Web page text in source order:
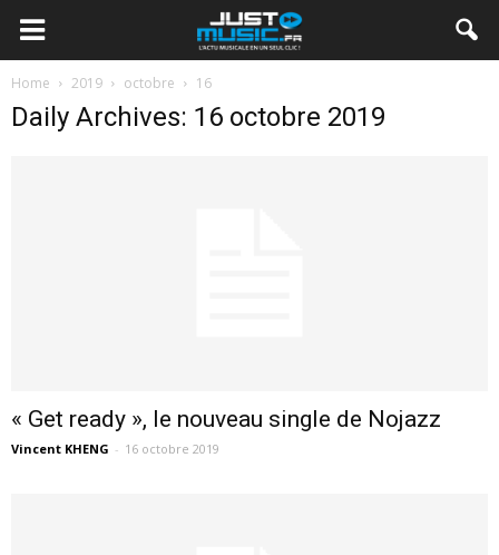
Home 2019 octobre 16
Daily Archives: 16 octobre 2019
« Get ready », le nouveau single de Nojazz
Vincent KHENG - 16 octobre 2019